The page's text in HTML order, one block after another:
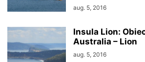
aug. 5, 2016
Insula Lion:
Australia – Lion
aug. 5, 2016